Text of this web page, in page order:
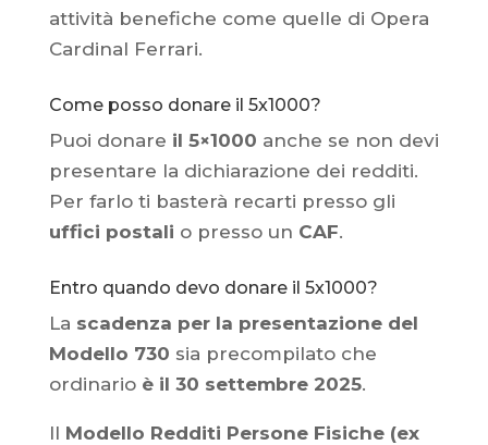
attività benefiche come quelle di Opera
Cardinal Ferrari.
Come posso donare il 5x1000?
Puoi donare il 5×1000 anche se non devi
presentare la dichiarazione dei redditi.
Per farlo ti basterà recarti presso gli
uffici postali o presso un CAF.
Entro quando devo donare il 5x1000?
La scadenza per la presentazione del
Modello 730 sia precompilato che
ordinario è il 30 settembre 2025.
Il Modello Redditi Persone Fisiche (ex